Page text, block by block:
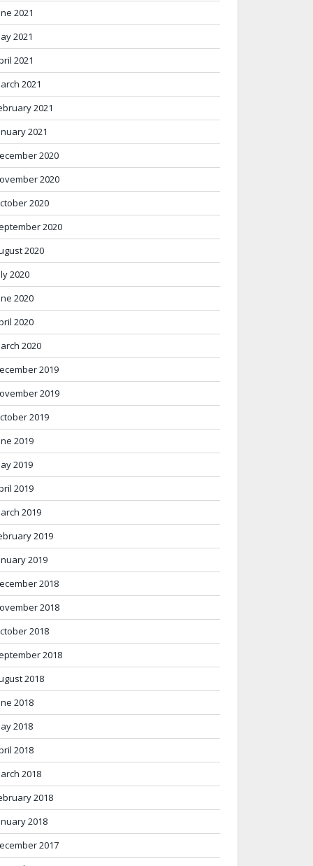
2021
2021
2021
2021
2021
2021
2020
2020
2020
2020
2020
2020
2020
2020
2020
2019
2019
2019
2019
2019
2019
2019
2019
2019
2018
2018
2018
2018
2018
2018
2018
2018
2018
2018
2018
2017